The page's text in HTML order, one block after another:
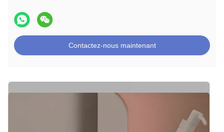
Contactez-nous maintenant